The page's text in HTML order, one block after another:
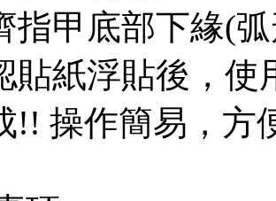
指甲底部下緣(
貼紙浮貼後，使
!! 操作簡易，方